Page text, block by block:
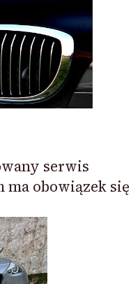
serwis
obowiązek się